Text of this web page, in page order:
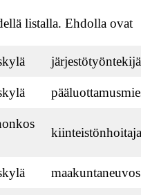
listalla. Ehdolla ovat
kiinteistönhoitaja
maakuntaneuvos